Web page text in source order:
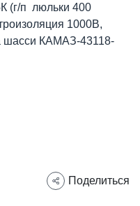
(г/п люльки 400
1000В,
шасси КАМАЗ-43118-
Поделиться